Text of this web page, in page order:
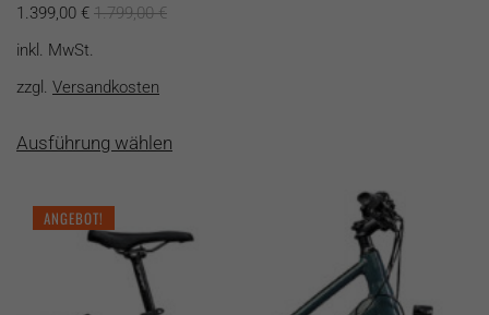
1.399,00 € 1.799,00€
inkl. MwSt.
zzgl. Versandkosten
Ausführung wählenProdukt
Varianten
ANGEBOT!